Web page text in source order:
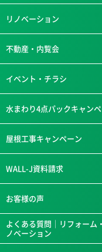
リノベーション
不動産・内覧会
イベント・チラシ
水まわり4点パックキャン
屋根工事キャンペーン
WALL-J資料請求
お客様の声
よくある質問｜リフォーム
ノベーション